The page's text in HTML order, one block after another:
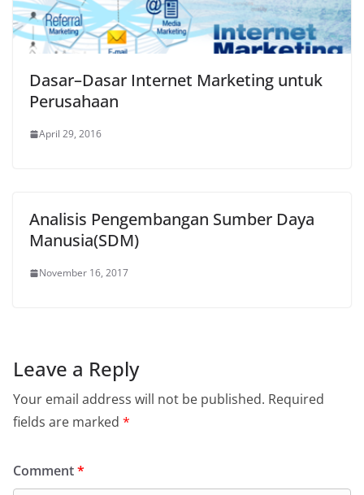
Dasar–Dasar Internet Marketing untuk
Perusahaan
April 29, 2016
Analisis Pengembangan Sumber Daya
Manusia(SDM)
November 16, 2017
Leave a Reply
Your email address will not be published. Required
fields are marked *
Comment*